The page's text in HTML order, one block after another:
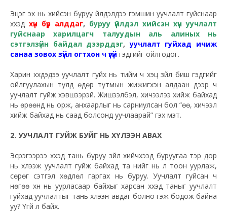
Эцэг эх нь хийсэн буруу үйлдэлдээ гэмшин уучлалт гуйснаар
хүүхэд хүн бүр алддаг, буруу үйлдэл хийсэн хүн уучлалт
гуйснаар харилцагч талуудын аль алиных нь
сэтгэлзүйн байдал дээрддэг,уучлалт гуйхад ичиж
санаа зовох зүйл огтхон ч үгүй гэдгийг ойлгодог.
Харин хүүхдэдээ уучлалт гуйх нь тийм ч хэцүү зүйл биш гэдгийг
ойлгуулахын тулд өдөр тутмын жижигхэн алдаан дээр ч
уучлалт гуйж хэвшээрэй. Жишээлбэл, хичээлээ хийж байхад
нь өрөөнд нь орж, анхаарлыг нь сарниулсан бол “өө, хичээл
хийж байхад нь саад болсонд уучлаарай” гэх мэт.
2. УУЧЛАЛТ ГУЙЖ БУЙГ НЬ ХҮЛЭЭН АВАХ
Эсрэгээрээ хүүхэд тань буруу зүйл хийчхээд буруугаа тэр дор
нь хүлээж уучлалт гуйж байхад та үүнийг нь үл тоон уурлаж,
сөрөг сэтгэл хөдлөл гаргах нь буруу. Уучлалт гуйсан ч
нөгөө хүн нь уурласаар байхыг харсан хүүхэд таныг уучлалт
гуйхад уучлалтыг тань хүлээн авдаг болно гэж бодож байна
уу? Үгүй л байх.